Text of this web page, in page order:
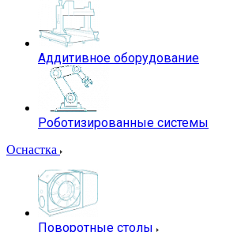
Аддитивное оборудование
Роботизированные системы
Оснастка
Поворотные столы